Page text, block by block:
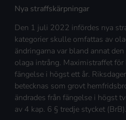
Nya straffskärpningar
Den 1 juli 2022 infördes nya
kategorier skulle omfattas av
ändringarna var bland annat
olaga intrång. Maximistraffet
fängelse i högst ett år.
betecknas som grovt
ändrades från fängelse i högst
av 4 kap. 6 § tredje stycket (BrB).